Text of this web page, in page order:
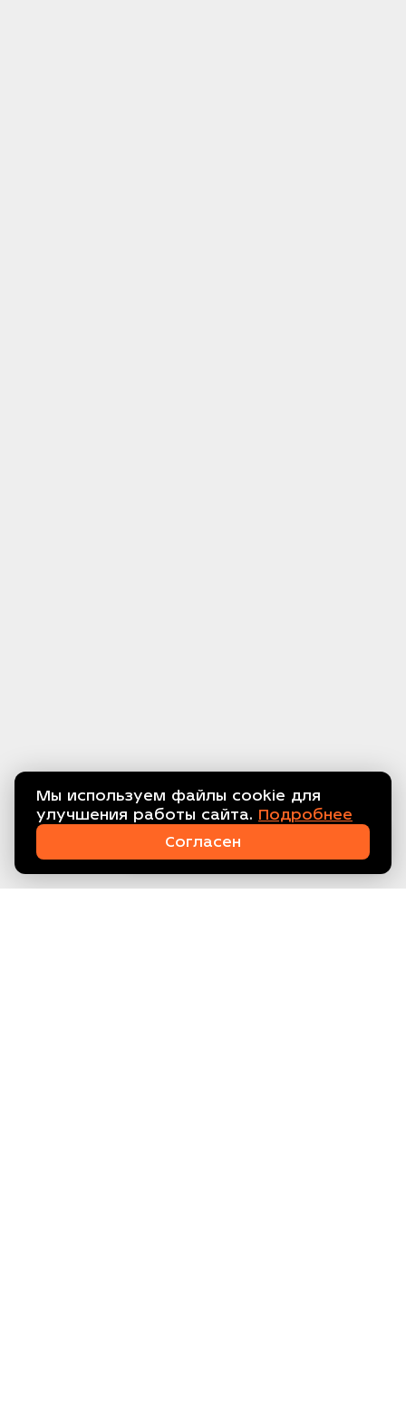
Мы используем файлы cookie для
улучшения работы сайта. Подробнее
Согласен
Связаться с нами!